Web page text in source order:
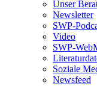
Unser
Newsletter
SWP-
Video
SWP-
Soziale
Newsfeed